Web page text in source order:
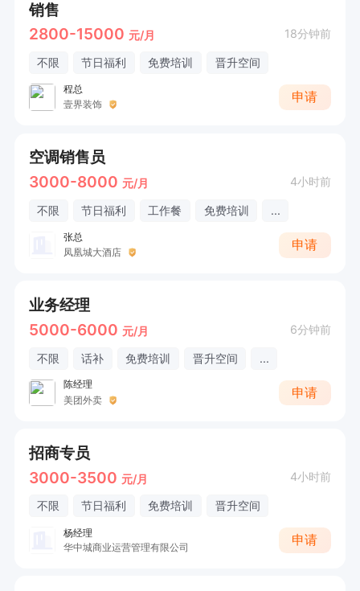
销售
2800-15000 元/月 18分钟前
不限 节日福利 免费培训 晋升空间
程总
壹界装饰
申请
空调销售员
3000-8000 元/月 4小时前
不限 节日福利 工作餐 免费培训 ...
张总
凤凰城大酒店
申请
业务经理
5000-6000 元/月 6分钟前
不限 话补 免费培训 晋升空间 ...
陈经理
美团外卖
申请
招商专员
3000-3500 元/月 4小时前
不限 节日福利 免费培训 晋升空间
杨经理
华中城商业运营管理有限公司
申请